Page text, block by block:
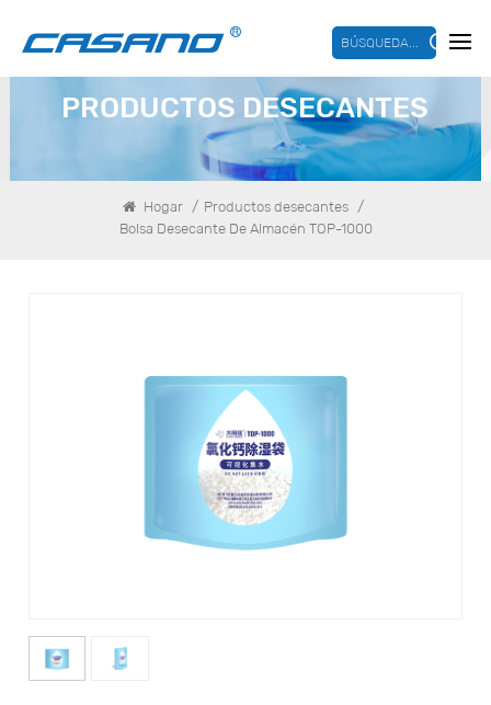
BÚSQUEDA...
PRODUCTOS DESECANTES
Hogar / Productos desecantes /
Bolsa Desecante De Almacén TOP-1000